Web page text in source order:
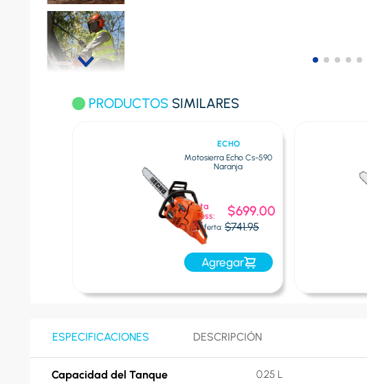
PRODUCTOS SIMILARES
ECHO
Motosierra Echo Cs-590
Naranja
Oferta: $741.95
Oferta
Express:
$699.00
Agregar
ESPECIFICACIONES DESCRIPCIÓN
Capacidad del Tanque 0.25 L